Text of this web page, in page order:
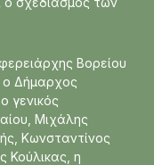
Βορείου
ο Δήμαρχος
γενικός
Μιχάλης
Κωνσταντίνος
Κούλικας, η